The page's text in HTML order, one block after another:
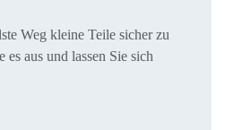
Weg kleine Teile sicher zu
es aus und lassen Sie sich